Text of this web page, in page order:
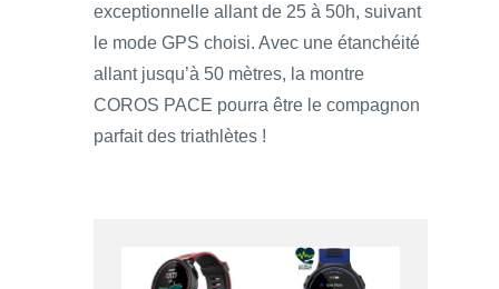
exceptionnelle allant de 25 à 50h, suivant
le mode GPS choisi. Avec une étanchéité
allant jusqu’à 50 mètres, la montre
COROS PACE pourra être le compagnon
parfait des triathlètes !